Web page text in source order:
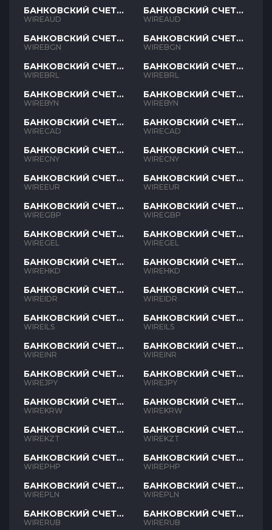
БАНКОВСКИЙ СЧЕТ
AUD
WIREAUD
БАНКОВСКИЙ СЧЕТ
BGN
WIREBGN
БАНКОВСКИЙ СЧЕТ
BRL
WIREBRL
БАНКОВСКИЙ СЧЕТ
BYN
WIREBYN
БАНКОВСКИЙ СЧЕТ
CAD
WIRECAD
БАНКОВСКИЙ СЧЕТ
CNY
WIRECNY
БАНКОВСКИЙ СЧЕТ
EUR
WIREEUR
БАНКОВСКИЙ СЧЕТ
GBP
WIREGBP
БАНКОВСКИЙ СЧЕТ
GEL
WIREGEL
БАНКОВСКИЙ СЧЕТ
HKD
WIREHKD
БАНКОВСКИЙ СЧЕТ
IDR
WIREIDR
БАНКОВСКИЙ СЧЕТ
ILS
WIREILS
БАНКОВСКИЙ СЧЕТ
INR
WIREINR
БАНКОВСКИЙ СЧЕТ
JPY
WIREJPY
БАНКОВСКИЙ СЧЕТ
KRW
WIREKRW
БАНКОВСКИЙ СЧЕТ
KZT
WIREKZT
БАНКОВСКИЙ СЧЕТ
PHP
WIREPHP
БАНКОВСКИЙ СЧЕТ
PLN
WIREPLN
БАНКОВСКИЙ СЧЕТ
RUB
WIRERUB
БАНКОВСКИЙ СЧЕТ
AUD
WIREAUD
БАНКОВСКИЙ СЧЕТ
BGN
WIREBGN
БАНКОВСКИЙ СЧЕТ
BRL
WIREBRL
БАНКОВСКИЙ СЧЕТ
BYN
WIREBYN
БАНКОВСКИЙ СЧЕТ
CAD
WIRECAD
БАНКОВСКИЙ СЧЕТ
CNY
WIRECNY
БАНКОВСКИЙ СЧЕТ
EUR
WIREEUR
БАНКОВСКИЙ СЧЕТ
GBP
WIREGBP
БАНКОВСКИЙ СЧЕТ
GEL
WIREGEL
БАНКОВСКИЙ СЧЕТ
HKD
WIREHKD
БАНКОВСКИЙ СЧЕТ
IDR
WIREIDR
БАНКОВСКИЙ СЧЕТ
ILS
WIREILS
БАНКОВСКИЙ СЧЕТ
INR
WIREINR
БАНКОВСКИЙ СЧЕТ
JPY
WIREJPY
БАНКОВСКИЙ СЧЕТ
KRW
WIREKRW
БАНКОВСКИЙ СЧЕТ
KZT
WIREKZT
БАНКОВСКИЙ СЧЕТ
PHP
WIREPHP
БАНКОВСКИЙ СЧЕТ
PLN
WIREPLN
БАНКОВСКИЙ СЧЕТ
RUB
WIRERUB